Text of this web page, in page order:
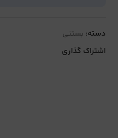
دسته: بستنی
اشتراک گذاری